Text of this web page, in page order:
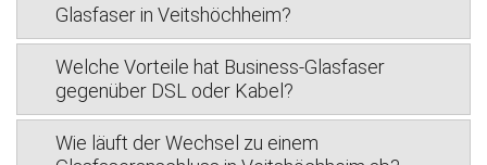
Glasfaser in Veitshöchheim?
Welche Vorteile hat Business-Glasfaser
gegenüber DSL oder Kabel?
Wie läuft der Wechsel zu einem